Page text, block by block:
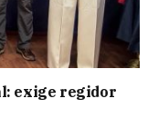
exige regidor